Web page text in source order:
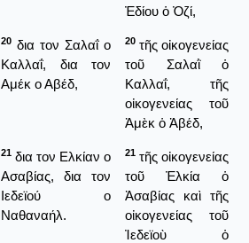
Ἐδίου ὁ Ὀζί,
20 δια τον Σαλαΐ ο
Καλλαΐ, δια τον
Αμέκ ο Αβέδ,
20 τῆς οἰκογενείας
τοῦ Σαλαῒ ὁ
Καλλαΐ, τῆς
οἰκογενείας τοῦ
Ἀμὲκ ὁ Ἀβέδ,
21 δια τον Ελκίαν ο
Ασαβίας, δια τον
Ιεδεϊού ο
Ναθαναήλ.
21 τῆς οἰκογενείας
τοῦ Ἐλκία ὁ
Ἀσαβίας καὶ τῆς
οἰκογενείας τοῦ
Ἰεδεϊοὺ ὁ